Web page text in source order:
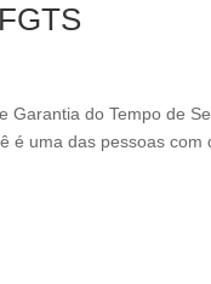
Garantia do Tempo de
é uma das pessoas